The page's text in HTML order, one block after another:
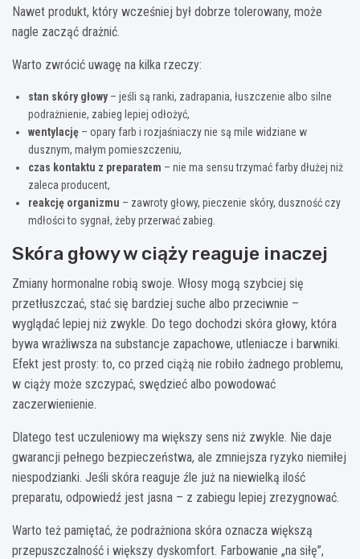
Nawet produkt, który wcześniej był dobrze tolerowany, może
nagle zacząć drażnić.
Warto zwrócić uwagę na kilka rzeczy:
stan skóry głowy– jeśli są ranki, zadrapania, łuszczenie albo silne
podrażnienie, zabieg lepiej odłożyć,
wentylację – opary farb i rozjaśniaczy nie są mile widziane w
dusznym, małym pomieszczeniu,
czas kontaktu z preparatem – nie ma sensu trzymać farby dłużej niż
zaleca producent,
reakcję organizmu – zawroty głowy, pieczenie skóry, duszność czy
mdłości to sygnał, żeby przerwać zabieg.
Skóra głowy w ciąży reaguje inaczej
Zmiany hormonalne robią swoje. Włosy mogą szybciej się
przetłuszczać, stać się bardziej suche albo przeciwnie –
wyglądać lepiej niż zwykle. Do tego dochodzi skóra głowy, która
bywa wrażliwsza na substancje zapachowe, utleniacze i barwniki.
Efekt jest prosty: to, co przed ciążą nie robiło żadnego problemu,
w ciąży może szczypać, swędzieć albo powodować
zaczerwienienie.
Dlatego test uczuleniowy ma większy sens niż zwykle. Nie daje
gwarancji pełnego bezpieczeństwa, ale zmniejsza ryzyko niemiłej
niespodzianki. Jeśli skóra reaguje źle już na niewielką ilość
preparatu, odpowiedź jest jasna – z zabiegu lepiej zrezygnować.
Warto też pamiętać, że podrażniona skóra oznacza większą
przepuszczalność i większy dyskomfort. Farbowanie „na siłę”,